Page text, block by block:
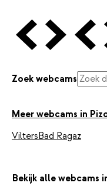
Vorige Webcam
VolgendeVorige
Zoek webcams
Meer webcams in
ViltersBad Ragaz
Bekijk alle webcams